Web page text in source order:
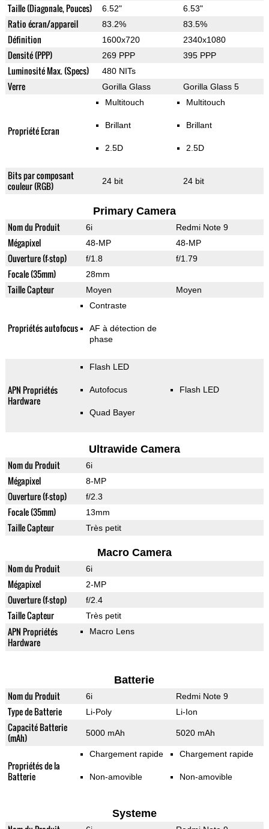
Taille (Diagonale, Pouces) 6.52" 6.53"
Ratio écran/appareil 83.2% 83.5%
Définition 1600x720 2340x1080
Densité (PPP) 269 PPP 395 PPP
Luminosité Max. (Specs) 480 NITs
Verre Gorilla Glass Gorilla Glass 5
Propriété Ecran
Multitouch
Brillant
2.5D
Multitouch
Brillant
2.5D
Bits par composant
couleur (RGB)
24 bit 24 bit
Primary Camera
Nom du Produit 6i Redmi Note 9
Mégapixel 48-MP 48-MP
Ouverture (f-stop) f/1.8 f/1.79
Focale (35mm) 28mm
Taille Capteur Moyen Moyen
Propriétés autofocus
Contraste
AF à détection de
phase
APN Propriétés
Hardware
Flash LED
Autofocus
Quad Bayer
Flash LED
Ultrawide Camera
Nom du Produit 6i
Mégapixel 8-MP
Ouverture (f-stop) f/2.3
Focale (35mm) 13mm
Taille Capteur Très petit
Macro Camera
Nom du Produit 6i
Mégapixel 2-MP
Ouverture (f-stop) f/2.4
Taille Capteur Très petit
APN Propriétés
Hardware
Macro Lens
Batterie
Nom du Produit 6i Redmi Note 9
Type de Batterie Li-Poly Li-Ion
Capacité Batterie
(mAh)
5000 mAh 5020 mAh
Propriétés de la
Batterie
Chargement rapide
Non-amovible
Chargement rapide
Non-amovible
Systeme